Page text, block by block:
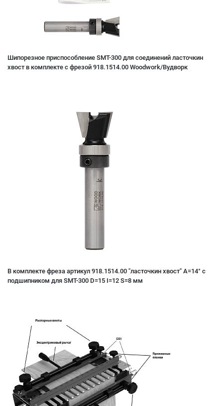
Шипорезное приспособление SMT-300 для соединений ласточкин
хвост в комплекте с фрезой 918.1514.00 Woodwork/Вудворк
В комплекте фреза артикул 918.1514.00 "ласточкин хвост" A=14° с
подшипником для SMT-300 D=15 I=12 S=8 мм